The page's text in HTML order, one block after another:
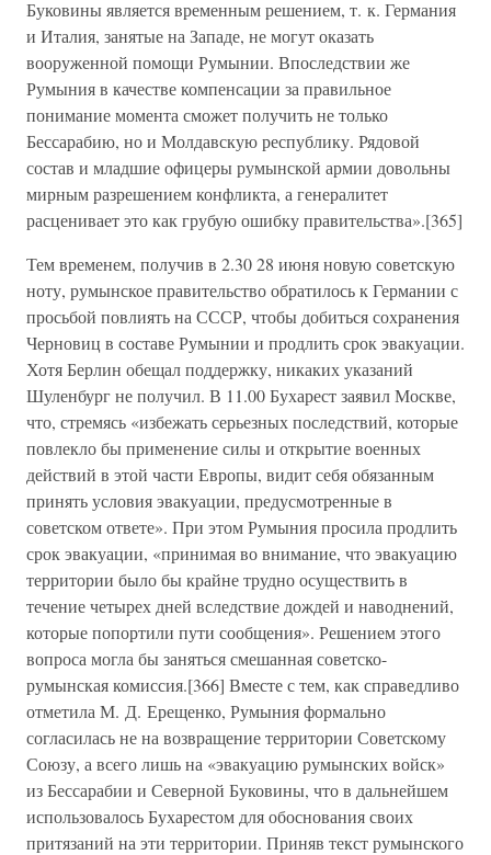
Буковины является временным решением, т. к. Германия
и Италия, занятые на Западе, не могут оказать
вооруженной помощи Румынии. Впоследствии же
Румыния в качестве компенсации за правильное
понимание момента сможет получить не только
Бессарабию, но и Молдавскую республику. Рядовой
состав и младшие офицеры румынской армии довольны
мирным разрешением конфликта, а генералитет
расценивает это как грубую ошибку правительства».[365]
Тем временем, получив в 2.30 28 июня новую советскую
ноту, румынское правительство обратилось к Германии с
просьбой повлиять на СССР, чтобы добиться сохранения
Черновиц в составе Румынии и продлить срок эвакуации.
Хотя Берлин обещал поддержку, никаких указаний
Шуленбург не получил. В 11.00 Бухарест заявил Москве,
что, стремясь «избежать серьезных последствий, которые
повлекло бы применение силы и открытие военных
действий в этой части Европы, видит себя обязанным
принять условия эвакуации, предусмотренные в
советском ответе». При этом Румыния просила продлить
срок эвакуации, «принимая во внимание, что эвакуацию
территории было бы крайне трудно осуществить в
течение четырех дней вследствие дождей и наводнений,
которые попортили пути сообщения». Решением этого
вопроса могла бы заняться смешанная советско-
румынская комиссия.[366] Вместе с тем, как справедливо
отметила М. Д. Ерещенко, Румыния формально
согласилась не на возвращение территории Советскому
Союзу, а всего лишь на «эвакуацию румынских войск»
из Бессарабии и Северной Буковины, что в дальнейшем
использовалось Бухарестом для обоснования своих
притязаний на эти территории. Приняв текст румынского